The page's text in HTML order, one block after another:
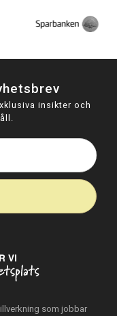
insikter och
som jobbar